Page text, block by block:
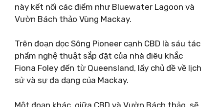
này kết nối các điểm như Bluewater Lagoon và
Vườn Bách thảo Vùng Mackay.
Trên đoạn dọc Sông Pioneer cạnh CBD là sáu tác
phẩm nghệ thuật sắp đặt của nhà điêu khắc
Fiona Foley đến từ Queensland, lấy chủ đề về lịch
sử và sự đa dạng của Mackay.
Một đoạn khác, giữa CBD và Vườn Bách thảo, sẽ